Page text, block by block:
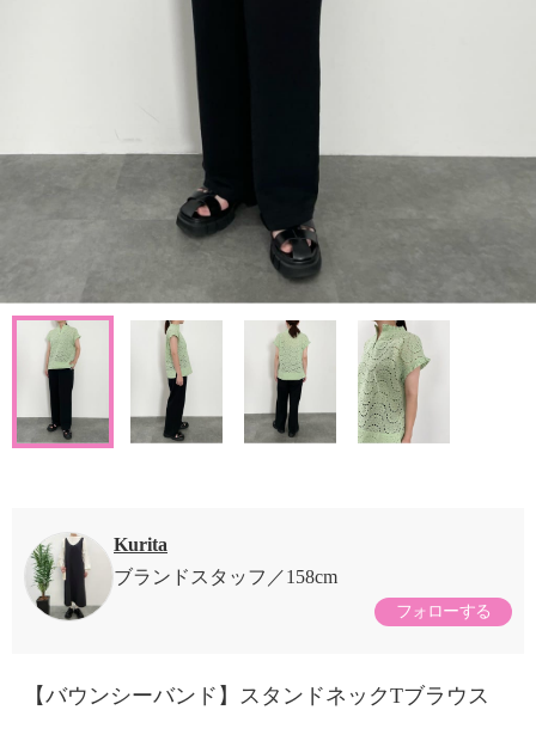
Kurita
ブランドスタッフ
158cm
フォローする
【バウンシーバンド】スタンドネックTブラウス